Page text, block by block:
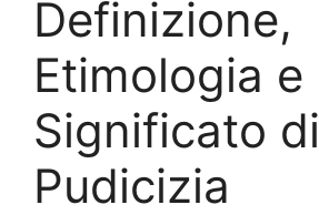
Definizione,
Etimologia e
Significato di
Pudicizia